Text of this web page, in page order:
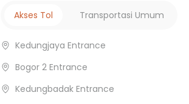
Akses Tol Transportasi Umum
Kedungjaya Entrance
Bogor 2 Entrance
Kedungbadak Entrance